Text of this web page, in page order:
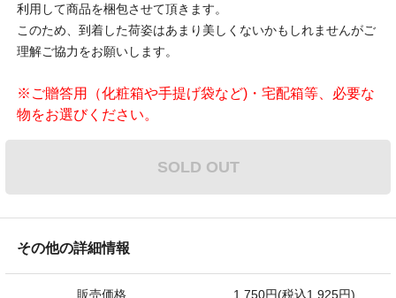
利用して商品を梱包させて頂きます。
このため、到着した荷姿はあまり美しくないかもしれませんがご
理解ご協力をお願いします。
※ご贈答用（化粧箱や手提げ袋など)・宅配箱等、必要な
物をお選びください。
SOLD OUT
その他の詳細情報
販売価格 1,750円(税込1,925円)